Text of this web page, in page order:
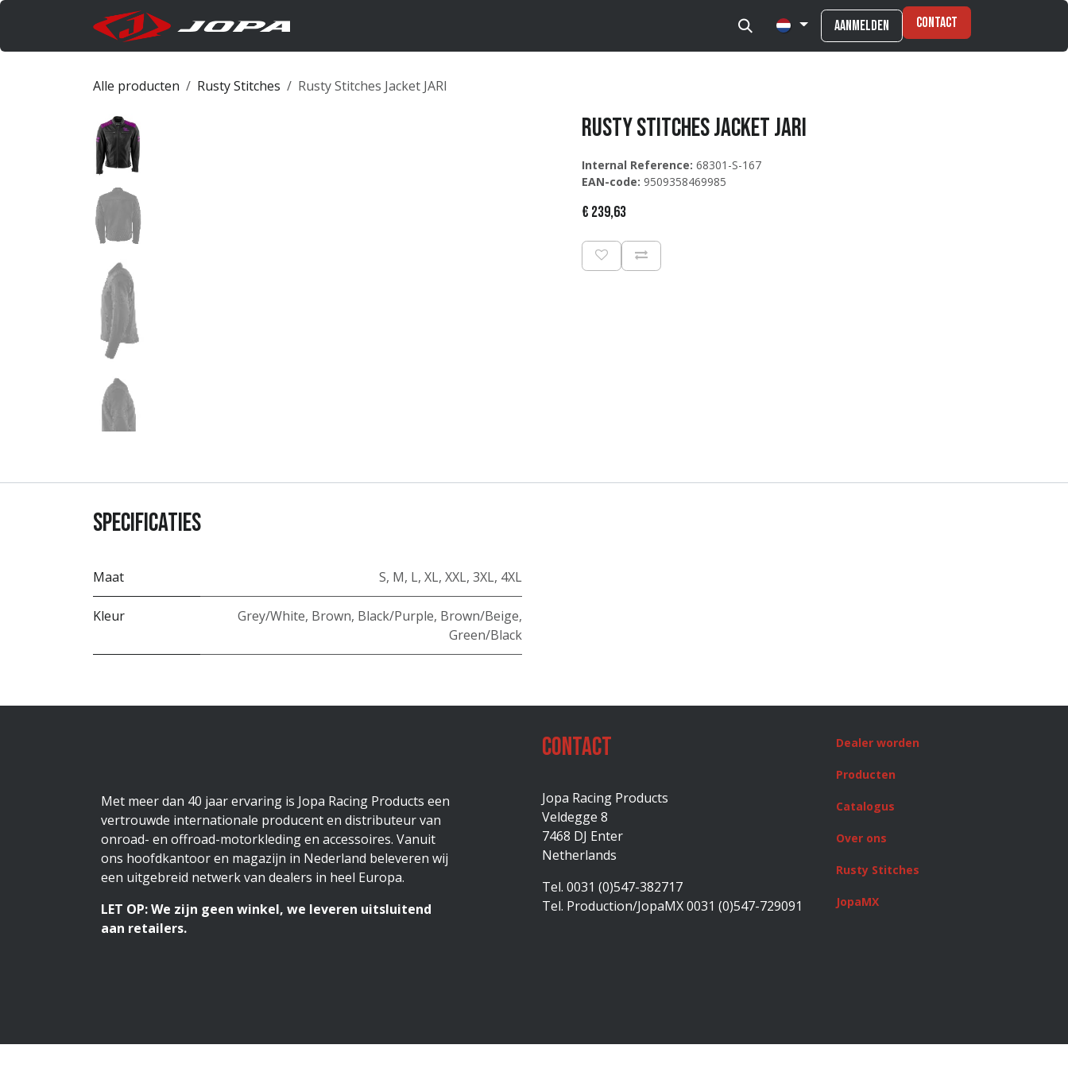
Overslaan naar inhoud
Aanmelden Contact
Alle producten Rusty Stitches Rusty Stitches Jacket JARI
Rusty Stitches Jacket JARI
Internal Reference: 68301-S-167
EAN-code: 9509358469985
€ 239,63
Specificaties
Maat S, M, L, XL, XXL, 3XL, 4XL
Kleur Grey/White, Brown, Black/Purple, Brown/Beige,
Green/Black
Met meer dan 40 jaar ervaring is Jopa Racing Products een
vertrouwde internationale producent en distributeur van
onroad- en offroad-motorkleding en accessoires. Vanuit
ons hoofdkantoor en magazijn in Nederland beleveren wij
een uitgebreid netwerk van dealers in heel Europa.
LET OP: We zijn geen winkel, we leveren uitsluitend
aan retailers.
Contact
Jopa Racing Products
Veldegge 8
7468 DJ Enter
Netherlands
Tel. 0031 (0)547-382717
Tel. Production/JopaMX 0031 (0)547-729091
Dealer worden
Producten
Catalogus
Over ons
Rusty Stitches
JopaMX